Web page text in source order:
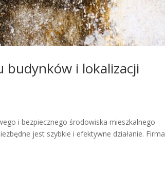
budynków i lokalizacji
i bezpiecznego środowiska mieszkalnego
jest szybkie i efektywne działanie. Firma